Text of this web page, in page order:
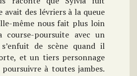
avait des lévriers à la queue
même nous fait plus loin
poursuite avec un
de scène quand il
et un tiers personnage
à toutes jambes.